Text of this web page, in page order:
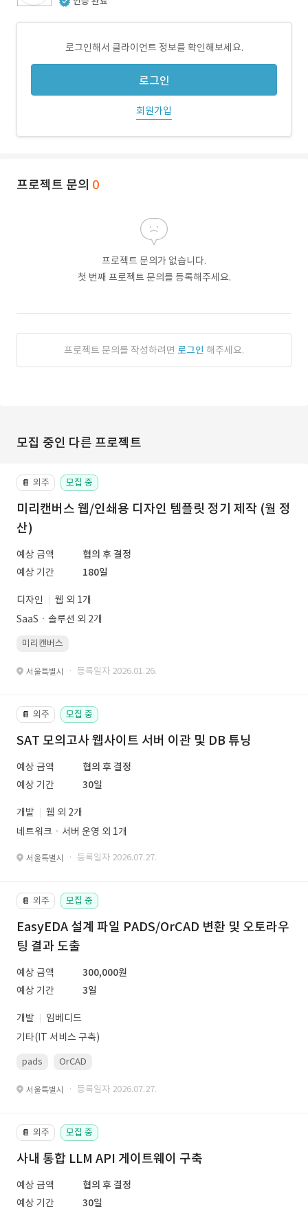
로그인해서 클라이언트 정보를 확인해보세요.
로그인
회원가입
프로젝트 문의 0
프로젝트 문의가 없습니다.
첫 번째 프로젝트 문의를 등록해주세요.
프로젝트 문의를 작성하려면 로그인 해주세요.
모집 중인 다른 프로젝트
📔 외주 모집 중
미리캔버스 웹/인쇄용 디자인 템플릿 정기 제작 (월 정
산)
예상 금액
협의 후 결정
예상 기간
180일
디자인
웹 외 1개
SaaSㆍ솔루션 외 2개
미리캔버스
서울특별시 · 등록일자 2026.01.26.
📔 외주 모집 중
SAT 모의고사 웹사이트 서버 이관 및 DB 튜닝
예상 금액
협의 후 결정
예상 기간
30일
개발
웹 외 2개
네트워크ㆍ서버 운영 외 1개
서울특별시 · 등록일자 2026.07.27.
📔 외주 모집 중
EasyEDA 설계 파일 PADS/OrCAD 변환 및 오토라우
팅 결과 도출
예상 금액
300,000원
예상 기간
3일
개발
임베디드
기타(IT 서비스 구축)
pads OrCAD
서울특별시 · 등록일자 2026.07.27.
📔 외주 모집 중
사내 통합 LLM API 게이트웨이 구축
예상 금액
협의 후 결정
예상 기간
30일